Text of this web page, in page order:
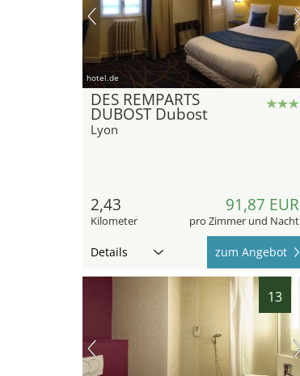
hotel.de
DES REMPARTS
DUBOST Dubost
Lyon
2,43
Kilometer
91,87 EUR
pro Zimmer und Nacht
Details zum Angebot
13